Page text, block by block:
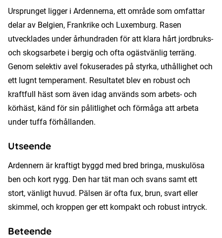
Ursprunget ligger i Ardennerna, ett område som omfattar
delar av Belgien, Frankrike och Luxemburg. Rasen
utvecklades under århundraden för att klara hårt jordbruks-
och skogsarbete i bergig och ofta ogästvänlig terräng.
Genom selektiv avel fokuserades på styrka, uthållighet och
ett lugnt temperament. Resultatet blev en robust och
kraftfull häst som även idag används som arbets- och
körhäst, känd för sin pålitlighet och förmåga att arbeta
under tuffa förhållanden.
Utseende
Ardennern är kraftigt byggd med bred bringa, muskulösa
ben och kort rygg. Den har tät man och svans samt ett
stort, vänligt huvud. Pälsen är ofta fux, brun, svart eller
skimmel, och kroppen ger ett kompakt och robust intryck.
Beteende